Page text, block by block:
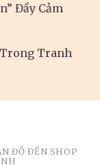
Đầy Cảm
Tranh
ĐỒ ĐẾN SHOP